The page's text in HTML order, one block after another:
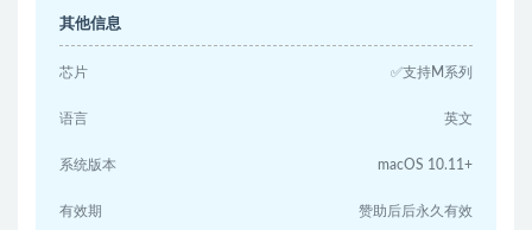
其他信息
芯片 ✅支持M系列
语言 英文
系统版本 macOS 10.11+
有效期 赞助后后永久有效